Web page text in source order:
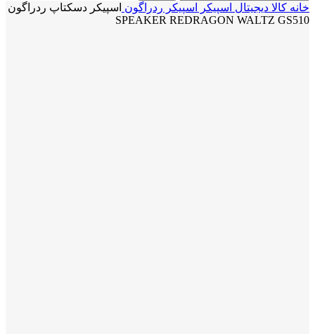
خانه کالا دیجیتال اسپیکر اسپیکر ردراگون اسپیکر دسکتاپ ردراگون
SPEAKER REDRAGON WALTZ GS510